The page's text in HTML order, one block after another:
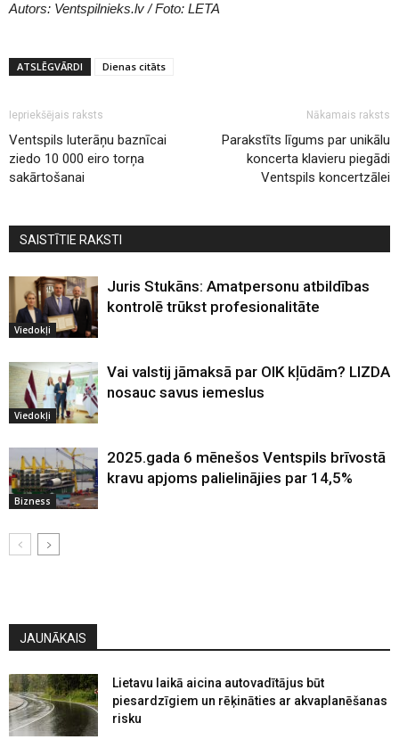
Autors: Ventspilnieks.lv / Foto: LETA
ATSLĒGVĀRDI Dienas citāts
Iepriekšējais raksts
Ventspils luterāņu baznīcai
ziedo 10 000 eiro torņa
sakārtošanai
Nākamais raksts
Parakstīts līgums par unikālu
koncerta klavieru piegādi
Ventspils koncertzālei
SAISTĪTIE RAKSTI
Viedokļi
Juris Stukāns: Amatpersonu atbildības
kontrolē trūkst profesionalitāte
Viedokļi
Vai valstij jāmaksā par OIK kļūdām? LIZDA
nosauc savus iemeslus
Bizness
2025.gada 6 mēnešos Ventspils brīvostā
kravu apjoms palielinājies par 14,5%
JAUNĀKAIS
Lietavu laikā aicina autovadītājus būt
piesardzīgiem un rēķināties ar akvaplanēšanas
risku